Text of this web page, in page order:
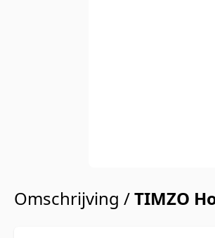
Omschrijving /TIMZO